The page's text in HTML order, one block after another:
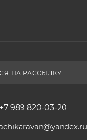
НА РАССЫЛКУ
+7 989 820-03-20